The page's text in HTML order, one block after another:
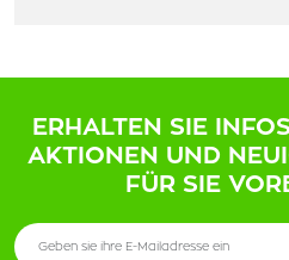
ERHALTEN SIE
AKTIONEN UND
FÜR SIE